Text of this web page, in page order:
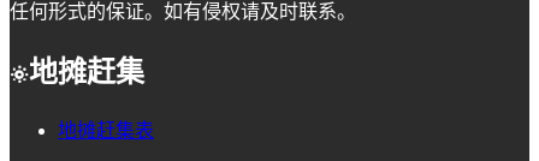
任何形式的保证。如有侵权请及时联系。
地摊赶集
地摊赶集表